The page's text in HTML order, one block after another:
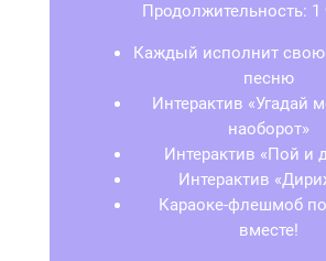
Продолжительность: 1
Каждый исполнит
песню
Интерактив «Угадай
наоборот»
Интерактив «Пой и
Интерактив
Караоке-флешмоб
вместе!